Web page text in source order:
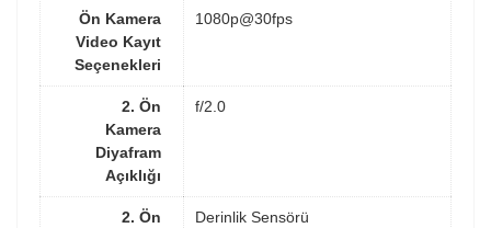
Ön Kamera
Video Kayıt
Seçenekleri
1080p@30fps
2. Ön
Kamera
Diyafram
Açıklığı
f/2.0
2. Ön
Derinlik Sensörü